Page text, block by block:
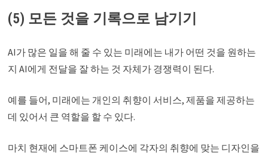
(5) 모든 것을 기록으로 남기기
AI가 많은 일을 해 줄 수 있는 미래에는 내가 어떤 것을 원하는
지 AI에게 전달을 잘 하는 것 자체가 경쟁력이 된다.
예를 들어, 미래에는 개인의 취향이 서비스, 제품을 제공하는
데 있어서 큰 역할을 할 수 있다.
마치 현재에 스마트폰 케이스에 각자의 취향에 맞는 디자인을